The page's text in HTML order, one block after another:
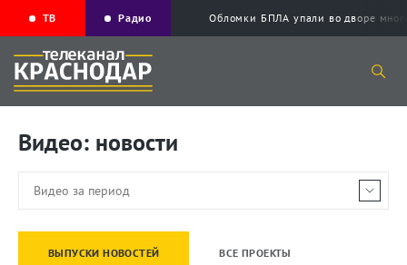
ТВ Радио Обломки БПЛА упали во дворе
Видео: новости
ВЫПУСКИ НОВОСТЕЙ ВСЕ ПРОЕКТЫ